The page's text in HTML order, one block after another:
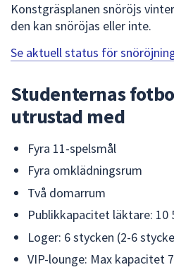
Konstgräsplanen snöröjs
den kan snöröjas eller inte.
Se aktuell status för
Studenternas
utrustad med
Fyra 11-spelsmål
Fyra omklädningsrum
Två domarrum
Publikkapacitet läktare: 10
Loger: 6 stycken (2-6
VIP-lounge: Max kapacitet